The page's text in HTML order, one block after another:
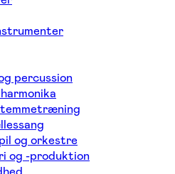
percussion
og orkestre
og -produktion